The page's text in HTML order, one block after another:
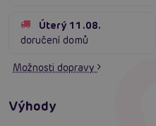
Úterý 11.08.
doručení domů
Možnosti dopravy
Výhody